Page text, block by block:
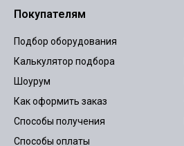
Покупателям
Подбор оборудования
Калькулятор подбора
Шоурум
Как оформить заказ
Способы получения
Способы оплаты